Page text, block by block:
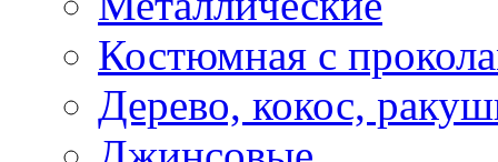
Костюмная с
Дерево, кокос,